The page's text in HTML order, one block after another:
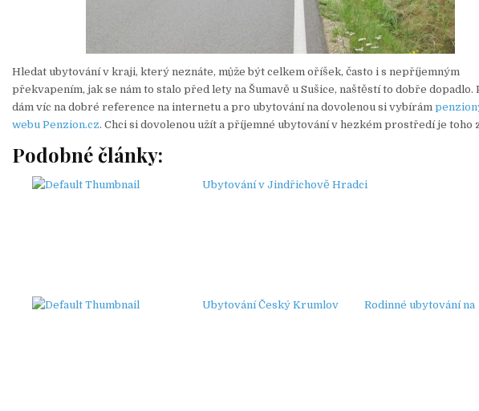
Hledat ubytování v kraji, který neznáte, může být celkem oříšek, často i s nepříjemným
překvapením, jak se nám to stalo před lety na Šumavě u Sušice, naštěstí to dobře dopadlo.
dám víc na dobré reference na internetu a pro ubytování na dovolenou si vybírám
webu Penzion.cz. Chci si dovolenou užít a příjemné ubytování v hezkém prostředí je toho
Podobné články:
Ubytování v Jindřichově Hradci
Ubytování Český Krumlov Rodinné ubytování na